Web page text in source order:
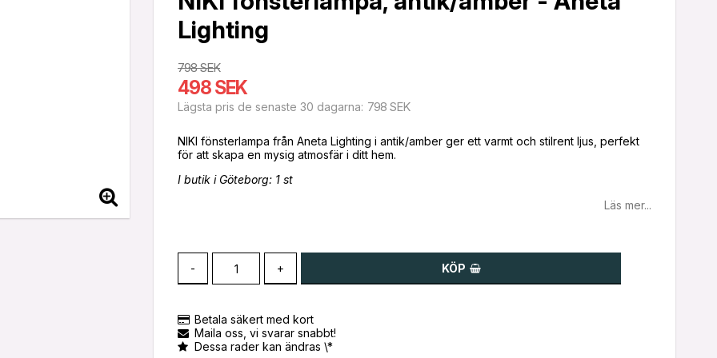
Lighting
798 SEK
498 SEK
Lägsta pris de senaste 30 dagarna 798 SEK
NIKI fönsterlampa från Aneta Lighting i antik/amber ger ett varmt och stilrent ljus, perfekt
I butik i Göteborg: 1 st
Läs mer...
- + KÖP
Betala säkert med kort
Maila oss, vi svarar snabbt!
Dessa rader kan ändras \*